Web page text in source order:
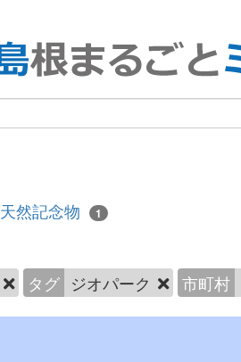
天然記念物 1
タグ ジオパーク 市町村